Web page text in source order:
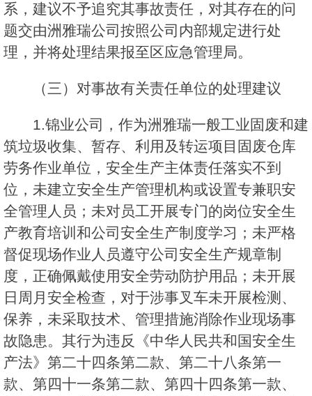
系，建议不予追究其事故责任，对其存在的问
题交由洲雅瑞公司按照公司内部规定进行处
理，并将处理结果报至区应急管理局。
（三）对事故有关责任单位的处理建议
1.锦业公司，作为洲雅瑞一般工业固废和建
筑垃圾收集、暂存、利用及转运项目固废仓库
劳务作业单位，安全生产主体责任落实不到
位，未建立安全生产管理机构或设置专兼职安
全管理人员；未对员工开展专门的岗位安全生
产教育培训和公司安全生产制度学习；未严格
督促现场作业人员遵守公司安全生产规章制
度，正确佩戴使用安全劳动防护用品；未开展
日周月安全检查，对于涉事叉车未开展检测、
保养，未采取技术、管理措施消除作业现场事
故隐患。其行为违反《中华人民共和国安全生
产法》第二十四条第二款、第二十八条第一
款、第四十一条第二款、第四十四条第一款、